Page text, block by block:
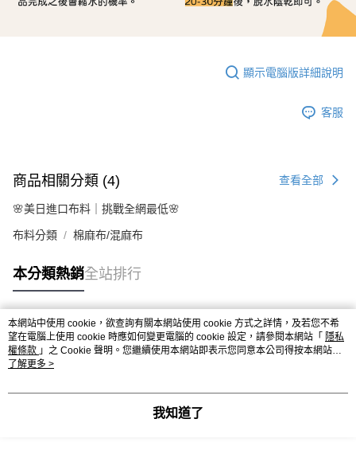
顯示電腦版詳細說明
客服
商品相關分類 (4) 查看全部
🌸美日進口布料｜挑戰全網最低🌸
布料分類 棉麻布/混麻布
本分類熱銷全站排行
熱門標籤
本網站中使用 cookie，欲查詢有關本網站使用 cookie 方式之詳情，及若您不希
望在電腦上使用 cookie 時應如何變更電腦的 cookie 設定，請參閱本網站「 隱私
權條款 」之 Cookie 聲明。您繼續使用本網站即表示您同意本公司得按本網站使
用條款之 Cookie 聲明使用 cookie。
了解更多 >
我知道了